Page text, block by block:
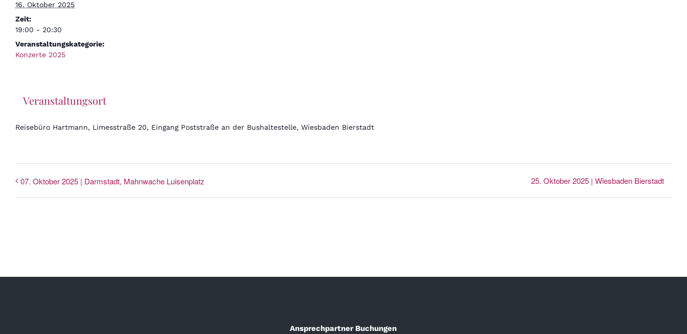
16. Oktober 2025
Zeit:
19:00 - 20:30
Veranstaltungskategorie:
Konzerte 2025
Veranstaltungsort
Reisebüro Hartmann, Limesstraße 20, Eingang Poststraße an der Bushaltestelle, Wiesbaden Bierstadt
07. Oktober 2025 | Darmstadt, Mahnwache Luisenplatz 25. Oktober 2025 | Wiesbaden Bierstadt
Ansprechpartner Buchungen